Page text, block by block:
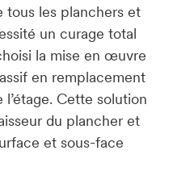
tous les planchers et
un curage total
la mise en œuvre
en remplacement
Cette solution
du plancher et
et sous-face